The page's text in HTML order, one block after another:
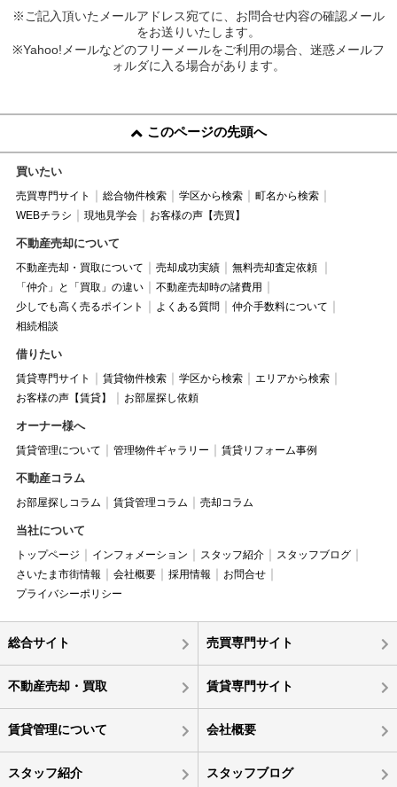
※ご記入頂いたメールアドレス宛てに、お問合せ内容の確認メール
をお送りいたします。
※Yahoo!メールなどのフリーメールをご利用の場合、迷惑メールフ
ォルダに入る場合があります。
このページの先頭へ
買いたい
売買専門サイト 総合物件検索 学区から検索
町名から検索
WEBチラシ
現地見学会 お客様の声【売買】
不動産売却について
不動産売却・買取について 売却成功実績
無料売却査定依頼
「仲介」と「買取」の違い
不動産売却時の諸費用
少しでも高く売るポイント
よくある質問
仲介手数料について
相続相談
借りたい
賃貸専門サイト 賃貸物件検索 学区から検索
エリアから検索
お客様の声【賃貸】
お部屋探し依頼
オーナー様へ
賃貸管理について 管理物件ギャラリー 賃貸リフォーム事例
不動産コラム
お部屋探しコラム 賃貸管理コラム 売却コラム
当社について
トップページ インフォメーション スタッフ紹介
スタッフブログ
さいたま市街情報
会社概要 採用情報
お問合せ
プライバシーポリシー
総合サイト 売買専門サイト
不動産売却・買取 賃貸専門サイト
賃貸管理について 会社概要
スタッフ紹介 スタッフブログ